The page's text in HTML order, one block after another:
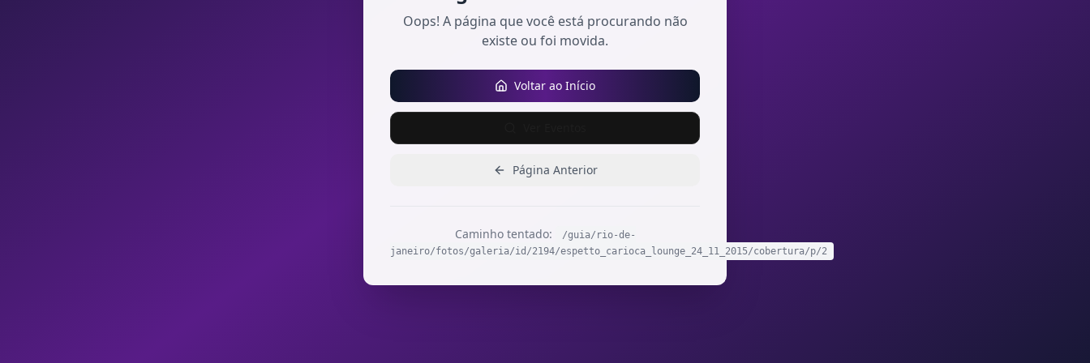
Oops! A página que você está procurando não
existe ou foi movida.
Voltar ao Início
Página Anterior
Caminho tentado:
/guia/rio-de-
janeiro/fotos/galeria/id/2194/espetto_carioca_lounge_24_11_2015/cobertura/p/2